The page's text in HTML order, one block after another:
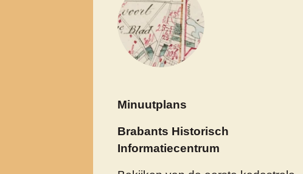
Minuutplans
Brabants Historisch
Informatiecentrum